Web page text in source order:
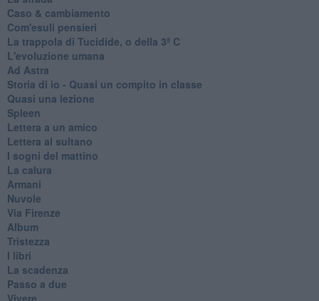
Caso & cambiamento
Com'esuli pensieri
La trappola di Tucidide, o della 3ª C
L'evoluzione umana
Ad Astra
Storia di io - Quasi un compito in classe
Quasi una lezione
Spleen
Lettera a un amico
Lettera al sultano
I sogni del mattino
La calura
Armani
Nuvole
Via Firenze
Album
Tristezza
I libri
La scadenza
Passo a due
Vivere